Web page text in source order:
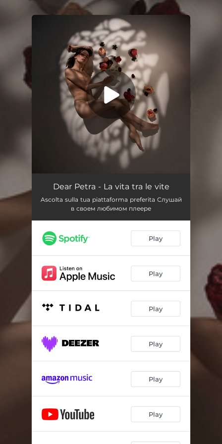
You're all set!
La vita tra le vite 02:00
Dear Petra - La vita tra le vite
Ascolta sulla tua piattaforma preferita Слушай
в своем любимом плеере
Play
Play
Play
Play
Play
Play
.